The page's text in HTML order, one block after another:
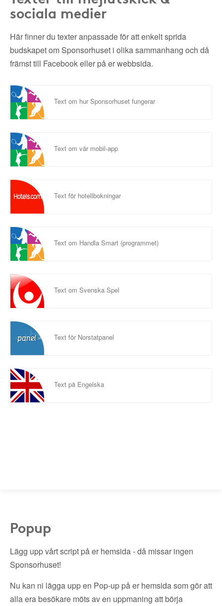
sociala medier
Här finner du texter anpassade för att enkelt sprida
budskapet om Sponsorhuset i olika sammanhang och då
främst till Facebook eller på er webbsida.
Text om hur Sponsorhuset fungerar
Text om vår mobil-app
Text för hotellbokningar
Text om Handla Smart (programmet)
Text om Svenska Spel
Text för Norstatpanel
Text på Engelska
Popup
Lägg upp vårt script på er hemsida - då missar ingen
Sponsorhuset!
Nu kan ni lägga upp en Pop-up på er hemsida som gör att
alla era besökare möts av en uppmaning att börja